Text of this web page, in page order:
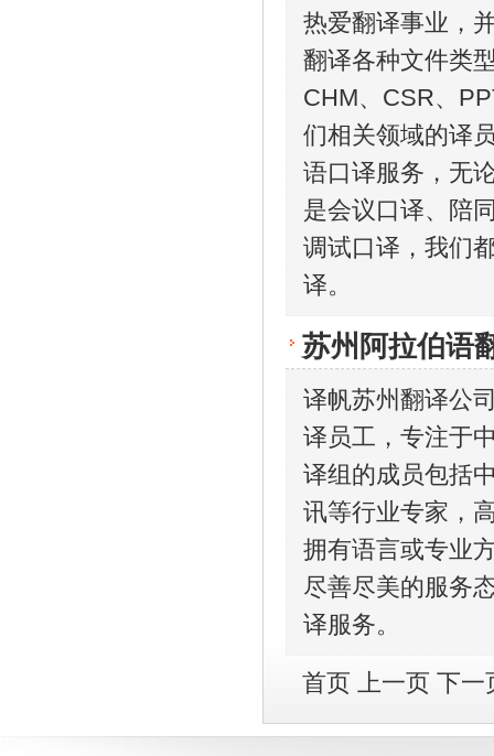
热爱翻译事业，
翻译各种文件类
CHM、CSR、
们相关领域的译
语口译服务，无
是会议口译、陪
调试口译，我们
译。
苏州阿拉伯语
译帆苏州翻译公
译员工，专注于
译组的成员包括
讯等行业专家，
拥有语言或专业
尽善尽美的服务
译服务。
首页 上一页 下一